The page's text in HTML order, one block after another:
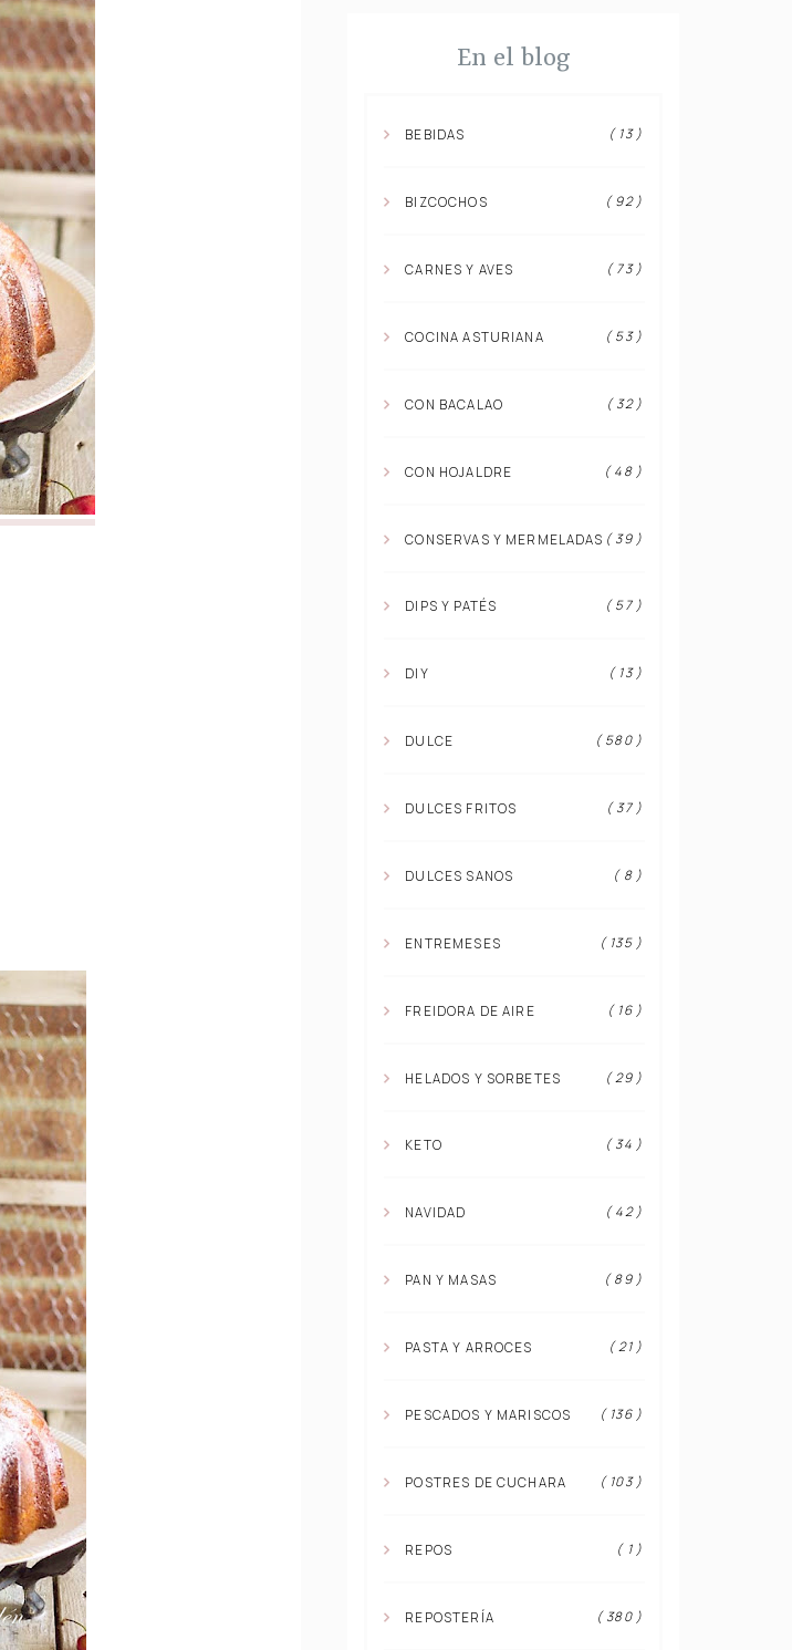
En el blog
BEBIDAS ( 13 )
BIZCOCHOS ( 92 )
CARNES Y AVES ( 73 )
COCINA ASTURIANA ( 53 )
CON BACALAO ( 32 )
CON HOJALDRE ( 48 )
CONSERVAS Y MERMELADAS ( 39 )
DIPS Y PATÉS ( 57 )
DIY ( 13 )
DULCE ( 580 )
DULCES FRITOS ( 37 )
DULCES SANOS ( 8 )
ENTREMESES ( 135 )
FREIDORA DE AIRE ( 16 )
HELADOS Y SORBETES ( 29 )
KETO ( 34 )
NAVIDAD ( 42 )
PAN Y MASAS ( 89 )
PASTA Y ARROCES ( 21 )
PESCADOS Y MARISCOS ( 136 )
POSTRES DE CUCHARA ( 103 )
REPOS ( 1 )
REPOSTERÍA ( 380 )